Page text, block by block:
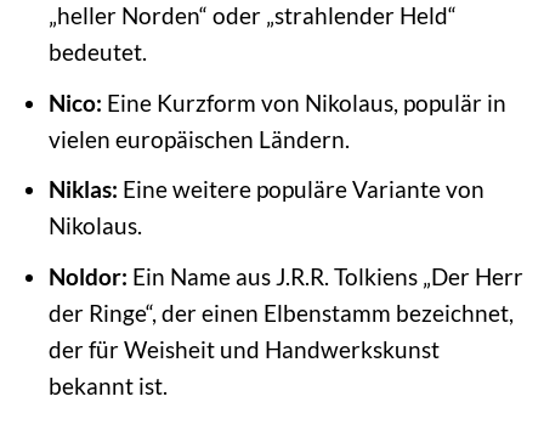
„heller Norden“ oder „strahlender Held“
bedeutet.
Nico: Eine Kurzform von Nikolaus, populär in
vielen europäischen Ländern.
Niklas: Eine weitere populäre Variante von
Nikolaus.
Noldor: Ein Name aus J.R.R. Tolkiens „Der Herr
der Ringe“, der einen Elbenstamm bezeichnet,
der für Weisheit und Handwerkskunst
bekannt ist.